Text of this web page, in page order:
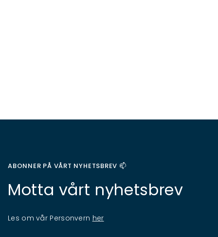
ABONNER PÅ VÅRT NYHETSBREV 📫
Motta vårt nyhetsbrev
Les om vår Personvern her